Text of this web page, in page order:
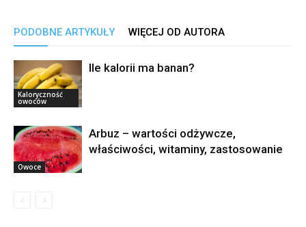
PODOBNE ARTYKUŁY WIĘCEJ OD AUTORA
Kaloryczność
owoców
Ile kalorii ma banan?
Owoce
Arbuz – wartości odżywcze,
właściwości, witaminy, zastosowanie